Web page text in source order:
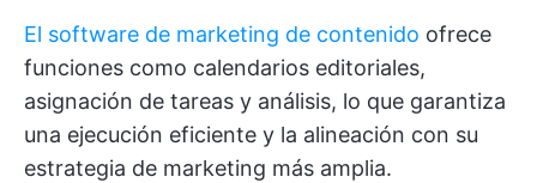
El software de marketing de contenido ofrece
funciones como calendarios editoriales,
asignación de tareas y análisis, lo que garantiza
una ejecución eficiente y la alineación con su
estrategia de marketing más amplia.